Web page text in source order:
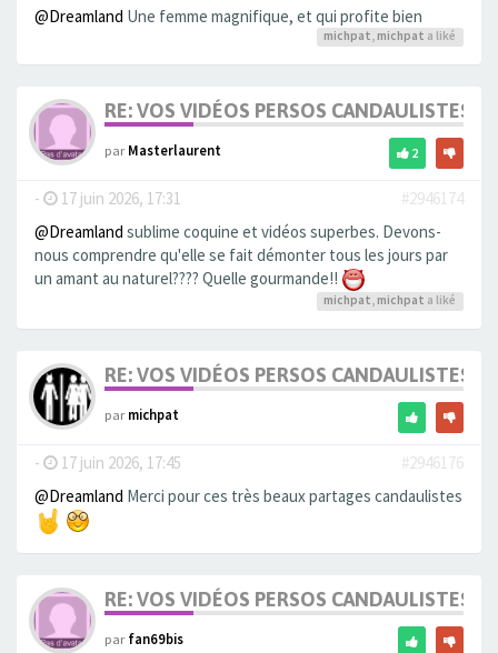
@Dreamland Une femme magnifique, et qui profite bien
michpat, michpat a liké
RE: VOS VIDÉOS PERSOS CANDAULISTES
parMasterlaurent 2
- 17 juin 2026, 17:31
#2946174
@Dreamland sublime coquine et vidéos superbes. Devons-
nous comprendre qu'elle se fait démonter tous les jours par
un amant au naturel???? Quelle gourmande!!
michpat, michpat a liké
RE: VOS VIDÉOS PERSOS CANDAULISTES
parmichpat
- 17 juin 2026, 17:45
#2946176
@Dreamland Merci pour ces très beaux partages candaulistes
RE: VOS VIDÉOS PERSOS CANDAULISTES
parfan69bis